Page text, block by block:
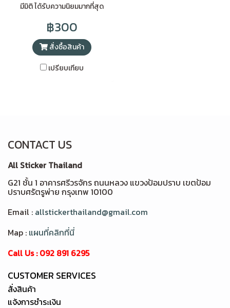
มีมิติ ได้รับความนิยมมากที่สุด
฿300
สั่งซื้อสินค้า
เปรียบเทียบ
CONTACT US
All Sticker Thailand
G21 ชั้น 1 อาคารศรีวรจักร ถนนหลวง แขวงป้อมปราบ เขตป้อม
ปราบศรัตรูพ่าย กรุงเทพ 10100
Email : allstickerthailand@gmail.com
Map : แผนที่คลิกที่นี่
Call Us : 092 891 6295
CUSTOMER SERVICES
สั่งสินค้า
แจ้งการชำระเงิน